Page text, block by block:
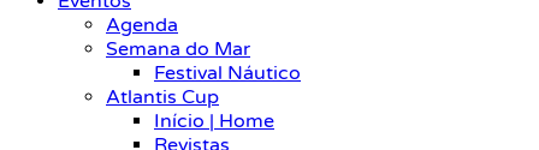
Agenda
Semana do Mar
Festival Náutico
Atlantis Cup
Início | Home
Revistas